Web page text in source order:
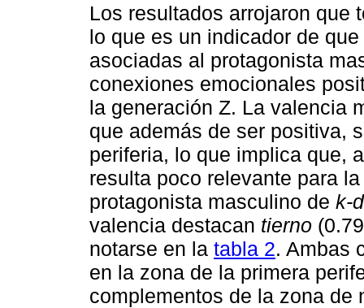
Los resultados arrojaron que
lo que es un indicador de
asociadas al protagonista
conexiones emocionales
la generación Z. La valencia
que además de ser positiva,
periferia, lo que implica que,
resulta poco relevante para
protagonista masculino de k-
valencia destacan tierno
notarse en la tabla 2. Ambas
en la zona de la primera
complementos de la zona de